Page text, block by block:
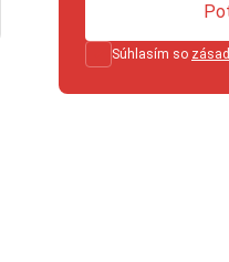
Súhlasím so